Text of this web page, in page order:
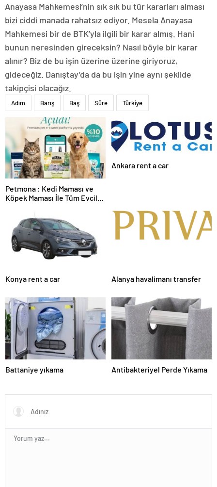
Anayasa Mahkemesi’nin sık sık bu tür kararları alması
bizi ciddi manada rahatsız ediyor. Mesela Anayasa
Mahkemesi bir de BTK’yla ilgili bir karar almış. Hani
bunun neresinden gireceksin? Nasıl böyle bir karar
alınır? Biz de bu işin üzerine üzerine giriyoruz,
gideceğiz. Danıştay’da da bu işin yine aynı şekilde
takipçisi olacağız.
Adım Barış Baş Süre Türkiye
Petmona : Kedi Maması ve
Köpek Maması İle Tüm Evcil
Ankara rent a car
Konya rent a car Alanya havalimanı transfer
Battaniye yıkama Antibakteriyel Perde Yıkama